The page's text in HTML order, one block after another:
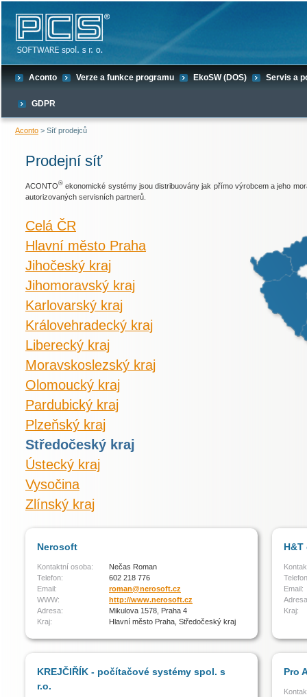
Aconto Verze a funkce programu EkoSW (DOS) Servis a
GDPR
Aconto > Síť prodejců
Prodejní síť
ACONTO® ekonomické systémy jsou distribuovány jak přímo výrobcem a jeho
autorizovaných servisních partnerů.
Celá ČR
Hlavní město Praha
Jihočeský kraj
Jihomoravský kraj
Karlovarský kraj
Královehradecký kraj
Liberecký kraj
Moravskoslezský kraj
Olomoucký kraj
Pardubický kraj
Plzeňský kraj
Středočeský kraj
Ústecký kraj
Vysočina
Zlínský kraj
Nerosoft
Kontaktní osoba:
Nečas Roman
Telefon:
602 218 776
Email:
roman@nerosoft.cz
WWW:
http://www.nerosoft.cz
Adresa:
Mikulova 1578, Praha 4
Kraj:
Hlavní město Praha, Středočeský kraj
Email:
Kraj:
KREJČIŘÍK - počítačové systémy spol. s
r.o.
Pro